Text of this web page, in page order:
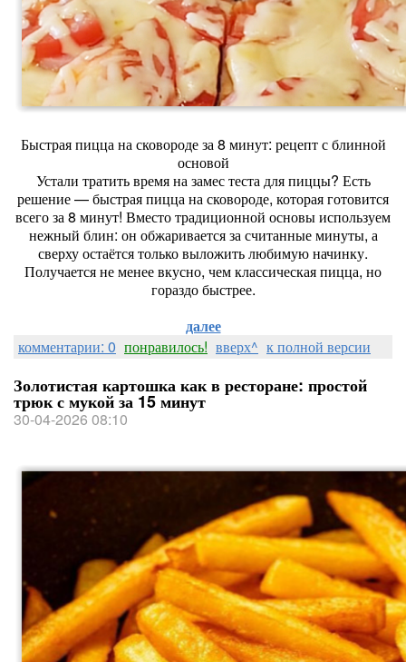
Быстрая пицца на сковороде за 8 минут: рецепт с блинной
основой
Устали тратить время на замес теста для пиццы? Есть
решение — быстрая пицца на сковороде, которая готовится
всего за 8 минут! Вместо традиционной основы используем
нежный блин: он обжаривается за считанные минуты, а
сверху остаётся только выложить любимую начинку.
Получается не менее вкусно, чем классическая пицца, но
гораздо быстрее.
далее
комментарии: 0 понравилось! вверх^ к полной версии
Золотистая картошка как в ресторане: простой
трюк с мукой за 15 минут
30-04-2026 08:10